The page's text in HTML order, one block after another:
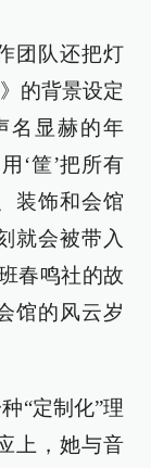
团队还把灯
的背景设定
名显赫的年
‘筐’把所有
装饰和会馆
就会被带入
春鸣社的故
馆的风云岁
“定制化”理
上，她与音